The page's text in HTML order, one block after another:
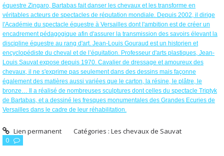
équestre Zingaro, Bartabas fait danser les chevaux et les transforme en
véritables acteurs de spectacles de réputation mondiale. Depuis 2002, il dirige
l'Académie du spectacle équestre à Versailles dont l'ambition est de créer un
encadrement pédagogique afin d'assurer la transmission des savoirs élevant la
discipline équestre au rang d'art. Jean-Louis Gouraud est un historien et
encyclopédiste du cheval et de l’équitation. Professeur d'arts plastiques, Jean-
Louis Sauvat expose depuis 1970. Cavalier de dressage et amoureux des
chevaux, il ne s'exprime pas seulement dans des dessins mais façonne
également des matières aussi variées que le carton, la résine, le plâtre, le
bronze… Il a réalisé de nombreuses sculptures dont celles du spectacle Triptyk
de Bartabas, et a dessiné les fresques monumentales des Grandes Ecuries de
Versailles dans le cadre de leur réhabilitation.
Lien permanent Catégories :Les chevaux de Sauvat
0